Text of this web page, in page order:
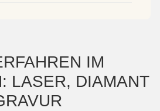
IM
LASER, DIAMANT